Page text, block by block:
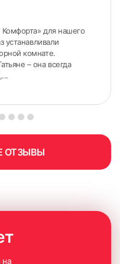
с накладными
меньше;
и не выделяется на
качества, без
световой проем.
для нашего
устанавливали
комнате.
– она всегда
ОТЗЫВЫ
на